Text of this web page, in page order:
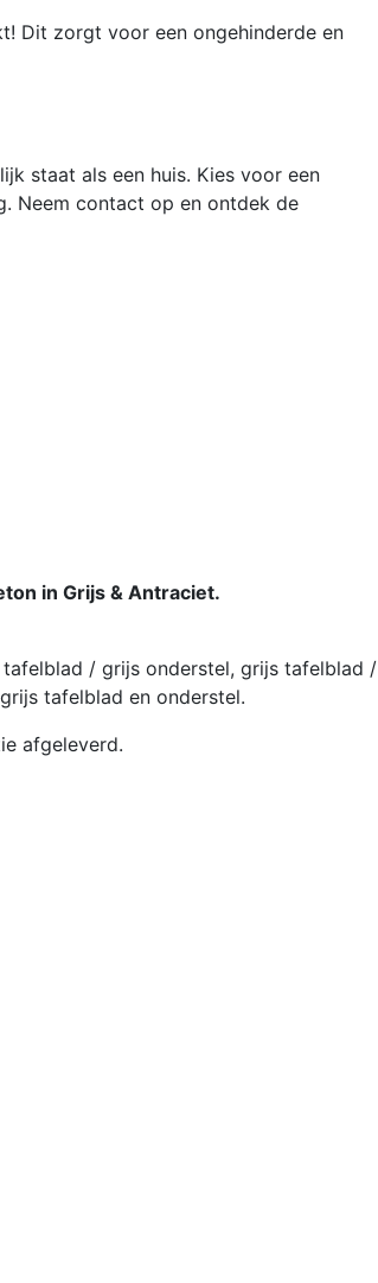
Dit zorgt voor een ongehinderde en
staat als een huis. Kies voor een
Neem contact op en ontdek de
in Grijs & Antraciet.
/ grijs onderstel, grijs tafelblad /
tafelblad en onderstel.
afgeleverd.